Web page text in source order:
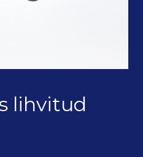
lihvitud